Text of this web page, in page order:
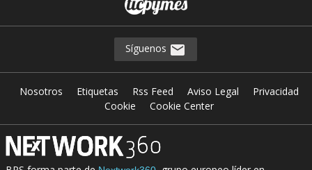
Síguenos
Nosotros Etiquetas Rss Feed Aviso Legal
Privacidad
Cookie
Cookie Center